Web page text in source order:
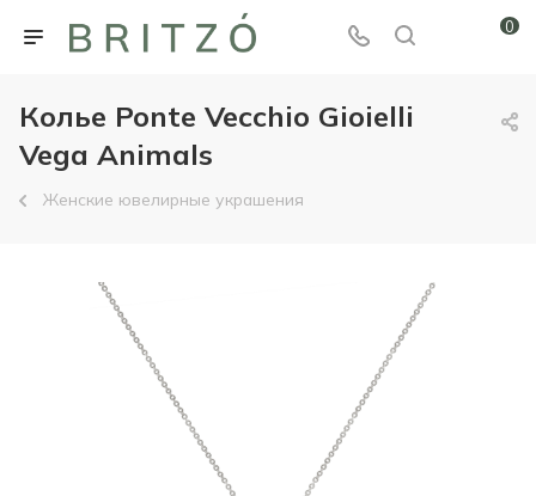
0
Колье Ponte Vecchio Gioielli
Vega Animals
Женские ювелирные украшения